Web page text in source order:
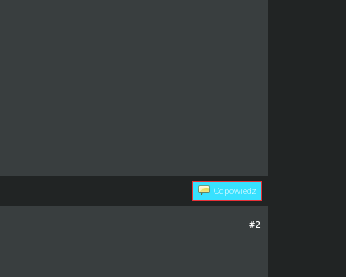
Odpowiedz
#2